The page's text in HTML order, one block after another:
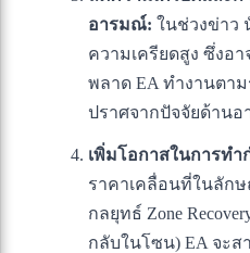
อารมณ์: ในช่วงข่าว
ความเครียดสูง ซึ่งอ
พลาด EA ทำงานตา
ปราศจากปัจจัยด้าน
เพิ่มโอกาสในการทำ
ราคาเคลื่อนที่ในลัก
กลยุทธ์ Zone
กลับในโซน) EA จะส